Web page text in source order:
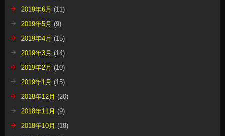
2019年6月 (11)
2019年5月 (9)
2019年4月 (15)
2019年3月 (14)
2019年2月 (10)
2019年1月 (15)
2018年12月 (20)
2018年11月 (9)
2018年10月 (18)